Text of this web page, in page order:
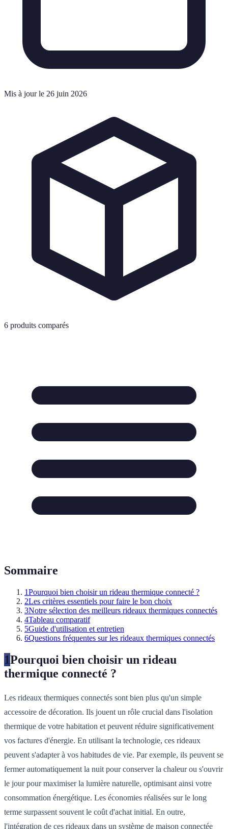
Mis à jour le 26 juin 2026
6 produits comparés
Sommaire
1Pourquoi bien choisir un rideau thermique connecté ?
2Les critères essentiels pour faire le bon choix
3Notre sélection des meilleurs rideaux thermiques connectés
4Tableau comparatif
5Guide d'utilisation et entretien
6Questions fréquentes sur les rideaux thermiques connectés
1Pourquoi bien choisir un rideau
thermique connecté ?
Les rideaux thermiques connectés sont bien plus qu'un simple
accessoire de décoration. Ils jouent un rôle crucial dans l'isolation
thermique de votre habitation et peuvent réduire significativement
vos factures d'énergie. En utilisant la technologie, ces rideaux
peuvent s'adapter à vos habitudes de vie. Par exemple, ils peuvent se
fermer automatiquement la nuit pour conserver la chaleur ou s'ouvrir
le jour pour maximiser la lumière naturelle, optimisant ainsi votre
consommation énergétique. Les économies réalisées sur le long
terme surpassent souvent le coût d'achat initial. En outre,
l'intégration de ces rideaux dans un système de maison connectée